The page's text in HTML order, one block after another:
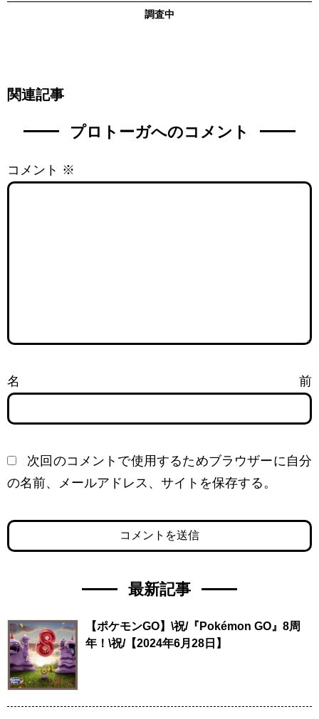
調査中
関連記事
プロトーガへのコメント
コメント ※
名前
次回のコメントで使用するためブラウザーに自分
の名前、メールアドレス、サイトを保存する。
最新記事
【ポケモンGO】\祝/『Pokémon GO』8周
年！\祝/【2024年6月28日】